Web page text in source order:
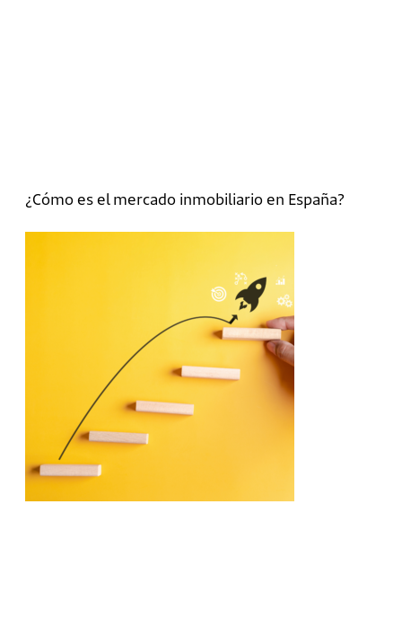
¿Cómo es el mercado inmobiliario en España?